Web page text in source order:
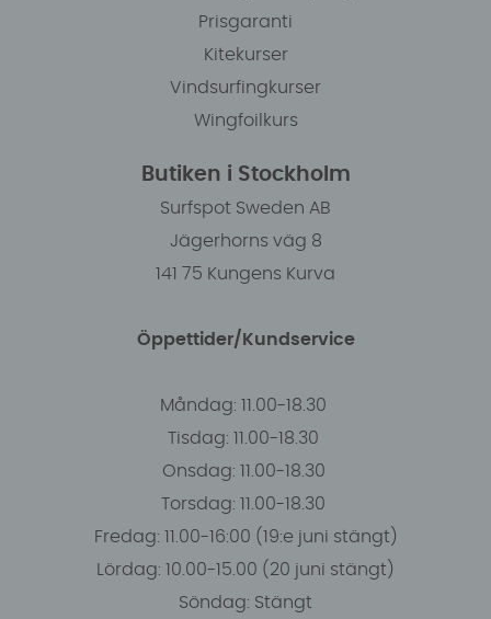
Prisgaranti
Kitekurser
Vindsurfingkurser
Wingfoilkurs
Butiken i Stockholm
Surfspot Sweden AB
Jägerhorns väg 8
141 75 Kungens Kurva
Öppettider/Kundservice
Måndag: 11.00-18.30
Tisdag: 11.00-18.30
Onsdag: 11.00-18.30
Torsdag: 11.00-18.30
Fredag: 11.00-16:00 (19:e juni stängt)
Lördag: 10.00-15.00 (20 juni stängt)
Söndag: Stängt